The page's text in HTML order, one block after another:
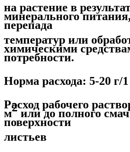
на растение в
минерального
перепада
температур или
химическими
потребности.
Норма расхода: 5-20 г/
Расход рабочего
м2или до полного
поверхности
листьев